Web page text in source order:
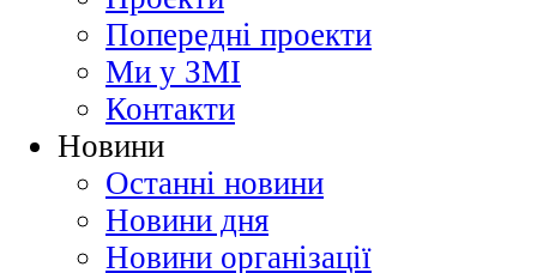
Попередні проекти
Ми у ЗМІ
Контакти
Новини
Останні новини
Новини дня
Новини організації